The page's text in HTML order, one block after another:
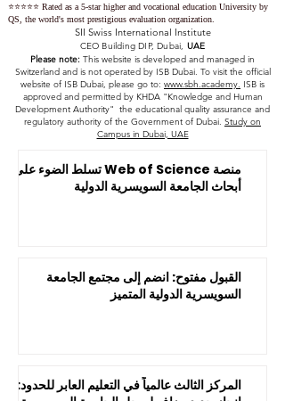
⭐️⭐️⭐️⭐️⭐️ Rated as a 5-star higher and vocational education University by
QS, the world's most prestigious evaluation organization.
SII Swiss International Institute
CEO Building DIP, Dubai, UAE
Please note: This website is developed and managed in
Switzerland and is not operated by ISB Dubai. To visit the official
website of ISB Dubai, please go to: www.sbh.academy. ISB is
approved and permitted by KHDA "Knowledge and Human
Development Authority" the educational quality assurance and
regulatory authority of the Government of Dubai. Study on
Campus in Dubai, UAE
منصة Web of Science تسلط الضوء على
أبحاث الجامعة السويسرية الدولية
القبول مفتوح: انضم إلى مجتمع الجامعة
السويسرية الدولية المتميز
المركز الثالث عالمياً في التعليم العابر للحدود: